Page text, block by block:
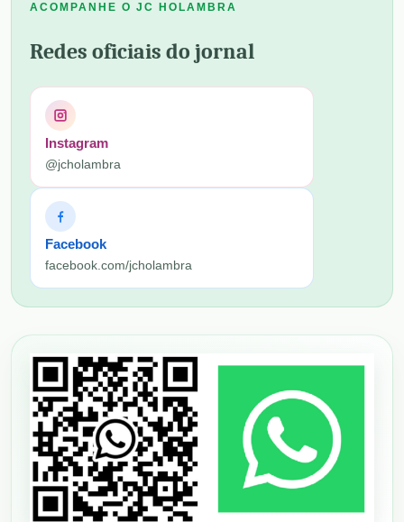
ACOMPANHE O JC HOLAMBRA
Redes oficiais do jornal
Instagram
@jcholambra
Facebook
facebook.com/jcholambra